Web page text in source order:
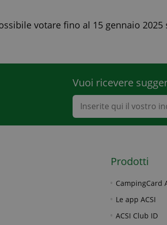
votare fino al 15 gennaio 2025
Vuoi ricevere
Prodotti
CampingCard
Le app ACSI
ACSI Club ID